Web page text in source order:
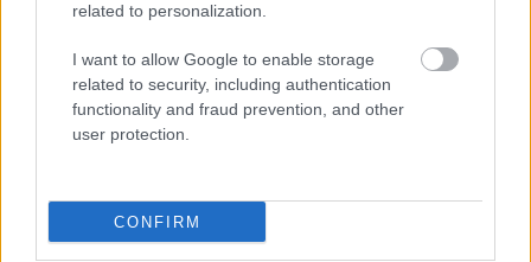
related to personalization.
I want to allow Google to enable storage
related to security, including authentication
functionality and fraud prevention, and other
user protection.
CONFIRM
Κεφαλονιάς που είναι άγνωστη στους
περισσότερους αλλά είναι από τις ομορφότερες